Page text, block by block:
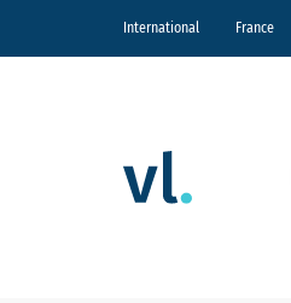
International France